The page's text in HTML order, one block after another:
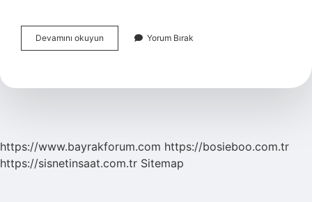
Devamını okuyun
Emeklilik
Kesintisi
Yorum Bırak
https://www.bayrakforum.com https://bosieboo.com.tr
https://sisnetinsaat.com.tr Sitemap